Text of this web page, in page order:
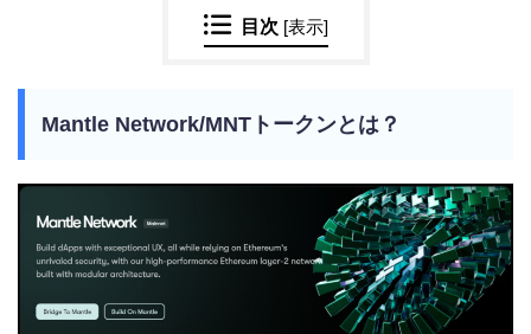
目次 [表示]
Mantle Network/MNTトークンとは？